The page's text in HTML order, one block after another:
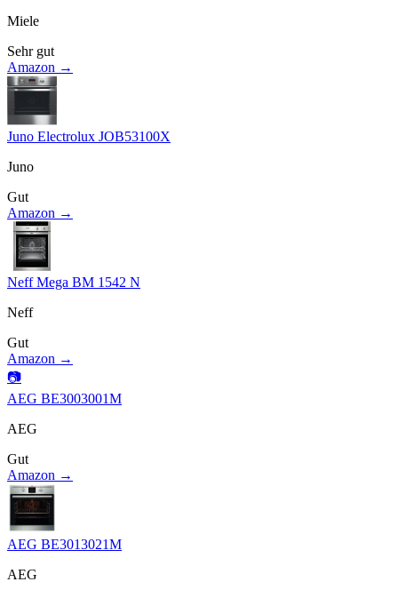
Miele
Sehr gut
Amazon →
Juno Electrolux JOB53100X
Juno
Gut
Amazon →
Neff Mega BM 1542 N
Neff
Gut
Amazon →
📷
AEG BE3003001M
AEG
Gut
Amazon →
AEG BE3013021M
AEG